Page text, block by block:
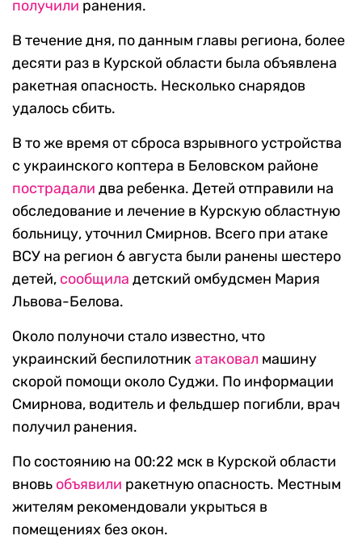
получили ранения.
В течение дня, по данным главы региона, более
десяти раз в Курской области была объявлена
ракетная опасность. Несколько снарядов
удалось сбить.
В то же время от сброса взрывного устройства
с украинского коптера в Беловском районе
пострадали два ребенка. Детей отправили на
обследование и лечение в Курскую областную
больницу, уточнил Смирнов. Всего при атаке
ВСУ на регион 6 августа были ранены шестеро
детей, сообщила детский омбудсмен Мария
Львова-Белова.
Около полуночи стало известно, что
украинский беспилотникатаковал машину
скорой помощи около Суджи. По информации
Смирнова, водитель и фельдшер погибли, врач
получил ранения.
По состоянию на 00:22 мск в Курской области
вновь объявили ракетную опасность. Местным
жителям рекомендовали укрыться в
помещениях без окон.